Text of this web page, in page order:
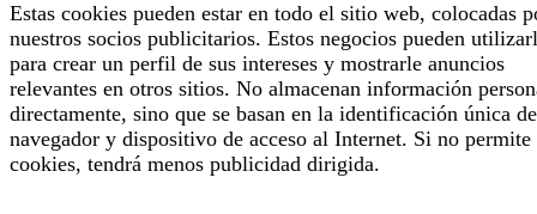
Estas cookies pueden estar en todo el sitio web, colocadas
nuestros socios publicitarios. Estos negocios pueden
para crear un perfil de sus intereses y mostrarle anuncios
relevantes en otros sitios. No almacenan información
directamente, sino que se basan en la identificación única
navegador y dispositivo de acceso al Internet. Si no permite
cookies, tendrá menos publicidad dirigida.